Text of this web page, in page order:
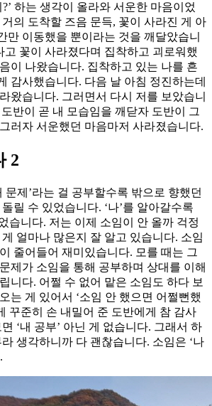
하는 생각이 올라와 서운한 마음이었
의 도착할 즈음 문득, 꽃이 사라진 게 아
만 이동했을 뿐이라는 것을 깨달았습니
고 꽃이 사라졌다며 집착하고 괴로워했
이 나왔습니다. 집착하고 있는 나를 흔
감사했습니다. 다음 날 아침 정진하는데
왔습니다. 그러면서 다시 저를 보았습니
도반이 곧 내 모습임을 깨닫자 도반이 그
러자 서운했던 마음마저 사라졌습니다.
2
문제’라는 걸 공부할수록 밖으로 향했던
릴 수 있었습니다. ‘나’를 알아갈수록
습니다. 저는 이제 소임이 안 올까 걱정
얼마나 많은지 잘 알고 있습니다. 소임
줄어들어 재미있습니다. 모를 때는 그
제가 소임을 통해 공부하며 상대를 이해
니다. 어쩔 수 없어 맡은 소임도 하다 보
는 게 있어서 ‘소임 안 했으면 어쩔뻔했
꾸준히 손 내밀어 준 도반에게 참 감사
‘내 공부’ 아닌 게 없습니다. 그래서 하
생각하니까 다 괜찮습니다. 소임은 ‘나